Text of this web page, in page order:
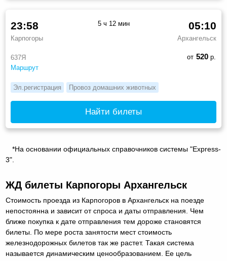
637Я
Маршрут
23:58
Карпогоры
05:10
Архангельск
5 ч 12 мин
от 520р.
Эл.регистрация Провоз домашних животных
Найти билеты
*На основании официальных справочников системы "Express-
3".
ЖД билеты Карпогоры Архангельск
Стоимость проезда из Карпогоров в Архангельск на поезде
непостоянна и зависит от спроса и даты отправления. Чем
ближе покупка к дате отправления тем дороже становятся
билеты. По мере роста занятости мест стоимость
железнодорожных билетов так же растет. Такая система
называется динамическим ценообразованием. Ее цель